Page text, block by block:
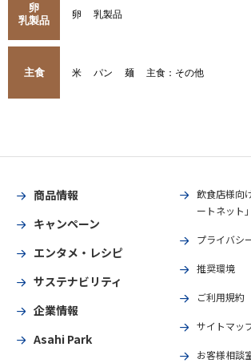
卵
乳製品
卵 乳製品
主食 米 パン 麺 主食：その他
商品情報
キャンペーン
エンタメ・レシピ
サステナビリティ
企業情報
Asahi Park
飲食店様向
ートネット」
プライバシ
推奨環境
ご利用規約
サイトマッ
お客様相談